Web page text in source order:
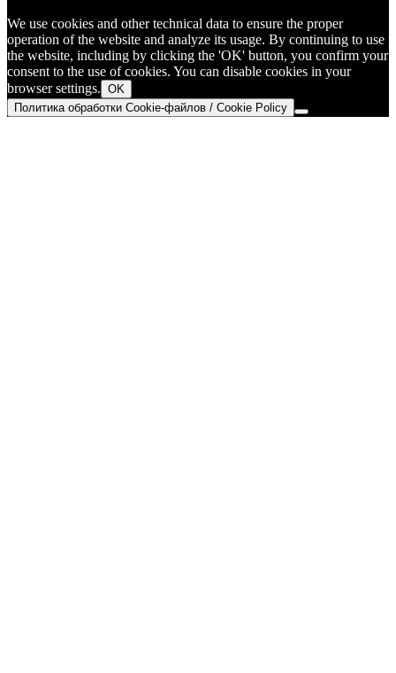
We use cookies and other technical data to ensure the proper
operation of the website and analyze its usage. By continuing to use
the website, including by clicking the 'OK' button, you confirm your
consent to the use of cookies. You can disable cookies in your
browser settings. OK
Политика обработки Cookie-файлов / Cookie Policy